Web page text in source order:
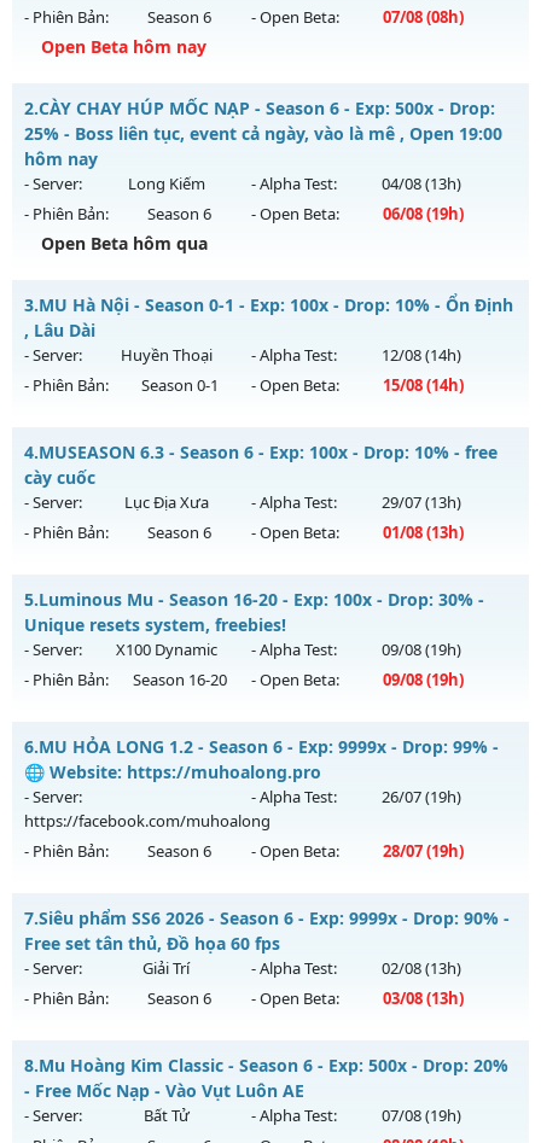
- Phiên Bản:
Season 6 - Open Beta: 07/08(08h)
Open Beta hôm nay
Mu Trống Đồng - RESET AUTO - EVENT CÔNG THÀNH HAY
Mu mới ra tháng 08 2026 - Mở máy chủTương Laivào 08h
ngày 07/08/2626
Exp: 9999x - Drop: 90%
Antihack: ICMPROTECT ✅ 🔴 ✨ ⚡️
2.CÀY CHAY HÚP MỐC NẠP - Season 6 - Exp: 500x - Drop:
25% - Boss liên tục, event cả ngày, vào là mê , Open 19:00
hôm nay
- Server: Long Kiếm - Alpha Test: 04/08(13h)
- Phiên Bản:
Season 6 - Open Beta: 06/08(19h)
Open Beta hôm qua
CÀY CHAY HÚP MỐC NẠP - Boss liên tục, event cả ngày, vào
là mê , Open 19:00 hôm nay
Mu mới ra tháng 08 2026 - Mở máy chủ
Long Kiếmvào 19h
ngày 06/08/2626
Kiểu reset: Reset In Game
Thể loại: Mu Nguyên bản Webzen
Antihack: VIP SHIELD
3.MU Hà Nội - Season 0-1 - Exp: 100x - Drop: 10% - Ổn Định
, Lâu Dài
- Server: Huyền Thoại - Alpha Test: 12/08(14h)
- Phiên Bản:
Season 0-1 - Open Beta: 15/08(14h)
Mu mới ra tháng 08 2026 - Mở máy chủ
14h ngày 15/08/2626
Exp: 100x - Drop: 10%
Thể loại: Mu Nguyên bản Webzen
Antihack: ICM
4.MUSEASON 6.3 - Season 6 - Exp: 100x - Drop: 10% - free
cày cuốc
- Server: Lục Địa Xưa - Alpha Test: 29/07(13h)
- Phiên Bản:
Season 6 - Open Beta: 01/08(13h)
MUSEASON 6.3 - free cày cuốc
Mu mới ra tháng 08 2026 - Mở máy chủ
13h ngày 01/08/2626
Exp: 100x - Drop: 10%
Thể loại: Mu Nguyên bản Webzen
Antihack: hoàn toàn mới
5.Luminous Mu - Season 16-20 - Exp: 100x - Drop: 30% -
Unique resets system, freebies!
- Server: X100 Dynamic - Alpha Test: 09/08(19h)
- Phiên Bản:
Season 16-20 - Open Beta: 09/08(19h)
Luminous Mu - Unique resets system, freebies!
Mu mới ra tháng 08 2026 - Mở máy chủ
19h ngày 09/08/2626
Exp: 100x - Drop: 30%
Thể loại: Mu Nguyên bản Webzen
Antihack: Yes
6.MU HỎA LONG 1.2 - Season 6 - Exp: 9999x - Drop: 99% -
🌐 Website: https://muhoalong.pro
- Server:
https://facebook.com/muhoalong
- Alpha Test: 26/07(19h)
- Phiên Bản: Season 6 - Open Beta: 28/07(19h)
MU HỎA LONG 1.2 - 🌐 Website: https://muhoalong.pro
Mu mới ra tháng 07 2026 - Mở máy chủ
https://facebook.com/muhoalongvào 19h ngày
28/07/2626
Kiểu reset: Non Reset
Thể loại: Mu Nguyên bản Webzen
Antihack: XShield
7.Siêu phẩm SS6 2026 - Season 6 - Exp: 9999x - Drop: 90% -
Free set tân thủ, Đồ họa 60 fps
- Server: Giải Trí - Alpha Test: 02/08(13h)
- Phiên Bản:
Season 6 - Open Beta: 03/08(13h)
Siêu phẩm SS6 2026 - Free set tân thủ, Đồ họa 60 fps
Mu mới ra tháng 08 2026 - Mở máy chủ
ngày 03/08/2626
8.Mu Hoàng Kim Classic - Season 6 - Exp: 500x - Drop: 20%
- Free Mốc Nạp - Vào Vụt Luôn AE
- Server: Bất Tử - Alpha Test: 07/08(19h)